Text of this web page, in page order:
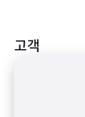
켓 작성, 보고서
드 태스크를 완
고객